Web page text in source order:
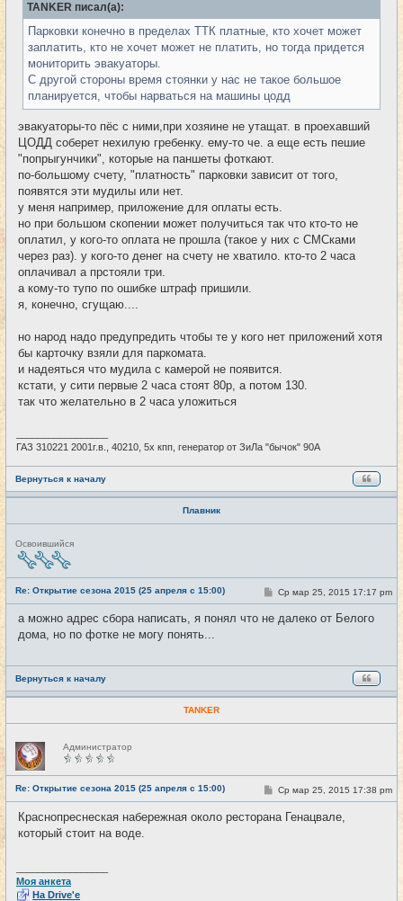
е
н
е
TANKER писал(а):
Парковки конечно в пределах ТТК платные, кто хочет может
заплатить, кто не хочет может не платить, но тогда придется
мониторить эвакуаторы.
С другой стороны время стоянки у нас не такое большое
планируется, чтобы нарваться на машины цодд
эвакуаторы-то пёс с ними,при хозяине не утащат. в проехавший
ЦОДД соберет нехилую гребенку. ему-то че. а еще есть пешие
"попрыгунчики", которые на паншеты фоткают.
по-большому счету, "платность" парковки зависит от того,
появятся эти мудилы или нет.
у меня например, приложение для оплаты есть.
но при большом скопении может получиться так что кто-то не
оплатил, у кого-то оплата не прошла (такое у них с СМСками
через раз). у кого-то денег на счету не хватило. кто-то 2 часа
оплачивал а прстояли три.
а кому-то тупо по ошибке штраф пришили.
я, конечно, сгущаю....
но народ надо предупредить чтобы те у кого нет приложений хотя
бы карточку взяли для паркомата.
и надеяться что мудила с камерой не появится.
кстати, у сити первые 2 часа стоят 80р, а потом 130.
так что желательно в 2 часа уложиться
ГАЗ 310221 2001г.в., 40210, 5х кпп, генератор от ЗиЛа "бычок" 90А
Вернуться к началу
Плавник
Н
е
в
т
и
Освоившийся
Re: Открытие сезона 2015 (25 апреля с 15:00) #13
С
о
б
и
Ср мар 25, 2015 17:17 pm
а можно адрес сбора написать, я понял что не далеко от Белого
дома, но по фотке не могу понять...
Вернуться к началу
TANKER
Н
е
в
с
е
Администратор
Re: Открытие сезона 2015 (25 апреля с 15:00) #14
С
о
б
Ср мар 25, 2015 17:38 pm
Краснопреснеская набережная около ресторана Генацвале,
который стоит на воде.
Моя анкета
На Drive'e